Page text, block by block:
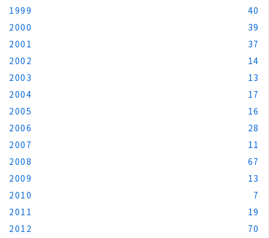
1999
40
2000
39
2001
37
2002
14
2003
13
2004
17
2005
16
2006
28
2007
11
2008
67
2009
13
2010
7
2011
19
2012
70